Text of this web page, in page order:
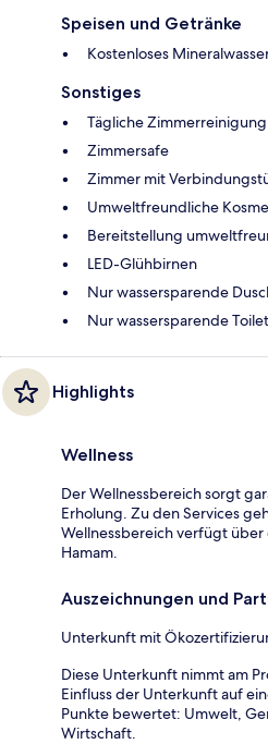
Speisen und Getränke
Kostenloses
Sonstiges
Tägliche Zimmerreinigung
Zimmersafe
Zimmer mit
Umweltfreundliche
Bereitstellung
LED-Glühbirnen
Nur wassersparende
Nur wassersparende
Highlights
Wellness
Der Wellnessbereich sorgt
Erholung. Zu den Services
Wellnessbereich verfügt über
Hamam.
Auszeichnungen und
Unterkunft mit
Diese Unterkunft nimmt am
Einfluss der Unterkunft auf
Punkte bewertet: Umwelt,
Wirtschaft.